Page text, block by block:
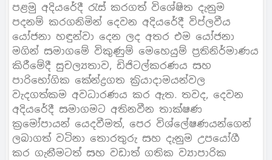
පළමු අදියරේදී රැස් කරගත් විශේෂිත දැනුම
පදනම් කරගනිමින් දෙවන අදියරේදී විප්ලවීය
යෝජනා හඳුන්වා දෙන ලද අතර එම යෝජනා
මගින් සමාගමේ විකුණුම් මෙහෙයුම් ප‍්‍රතිනිර්මාණය
කිරීමේදී සුචල්‍යතාව, ඩිජිටල්කරණය සහ
පාරිභෝගික කේන්ද්‍රගත ක‍්‍රියාදාමයන්වල
වැදගත්කම අවධාරණය කර ඇත. තවද, දෙවන
අදියරේදී සමාගමට අතිනවීන තාක්ෂණ
ක‍්‍රමෝපායන් යෙදවීමත්, පෙර විශ්ලේෂණයන්ගෙන්
ලබාගත් වටිනා තොරතුරු සහ දැනුම උපයෝගී
කර ගැනීමටත් සහ වඩාත් ගතික ව්‍යාපාරික